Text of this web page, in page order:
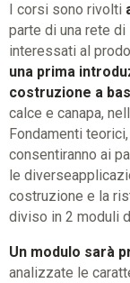
I corsi sono rivolti
parte di una rete
interessati al
una prima
costruzione a
calce e canapa,
Fondamenti
consentiranno ai
le
costruzione e la
diviso in 2 moduli
Un modulo sarà
analizzate le